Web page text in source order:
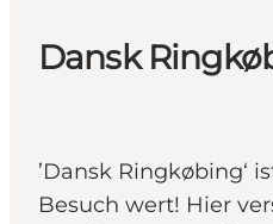
Erlebnisse
Dansk
’Dansk Ringkøbing‘
Besuch wert! Hier